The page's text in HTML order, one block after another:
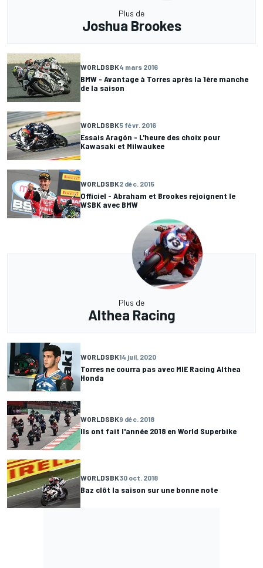
Plus de
Joshua Brookes
WORLDSBK4 mars 2016
BMW - Avantage à Torres après la 1ère manche
de la saison
WORLDSBK5 févr. 2016
Essais Aragón - L'heure des choix pour
Kawasaki et Milwaukee
WORLDSBK2 déc. 2015
Officiel - Abraham et Brookes rejoignent le
WSBK avec BMW
Plus de
Althea Racing
WORLDSBK14 juil. 2020
Torres ne courra pas avec MIE Racing Althea
Honda
WORLDSBK9 déc. 2018
Ils ont fait l'année 2018 en World Superbike
WORLDSBK30 oct. 2018
Baz clôt la saison sur une bonne note